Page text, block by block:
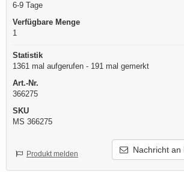
6-9 Tage
Verfügbare Menge
1
Statistik
1361 mal aufgerufen - 191 mal gemerkt
Art.-Nr.
366275
SKU
MS 366275
Nachricht an
Produkt melden